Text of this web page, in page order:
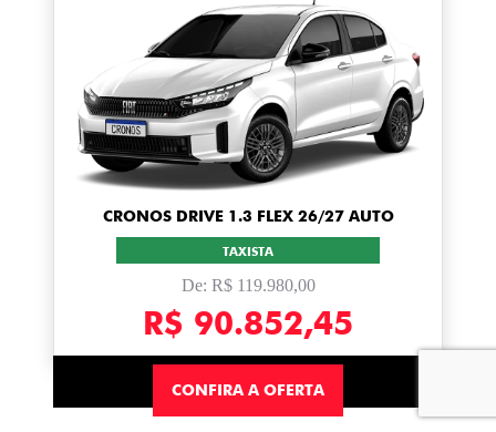
CRONOS DRIVE 1.3 FLEX 26/27 AUTO
TAXISTA
De: R$ 119.980,00
R$ 90.852,45
CONFIRA A OFERTA